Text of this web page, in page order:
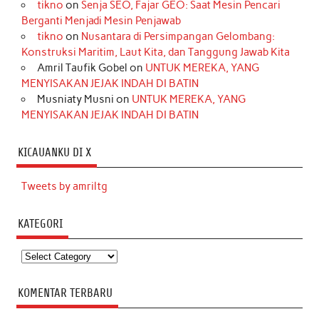
tikno on Senja SEO, Fajar GEO: Saat Mesin Pencari
Berganti Menjadi Mesin Penjawab
tikno on Nusantara di Persimpangan Gelombang:
Konstruksi Maritim, Laut Kita, dan Tanggung Jawab Kita
Amril Taufik Gobel on UNTUK MEREKA, YANG
MENYISAKAN JEJAK INDAH DI BATIN
Musniaty Musni on UNTUK MEREKA, YANG
MENYISAKAN JEJAK INDAH DI BATIN
KICAUANKU DI X
Tweets by amriltg
KATEGORI
Kategori
KOMENTAR TERBARU